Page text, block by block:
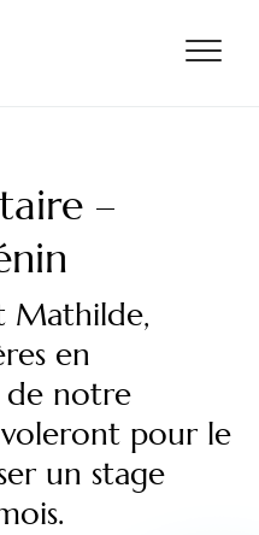
–
Mathilde,
en
de notre
pour le
un stage